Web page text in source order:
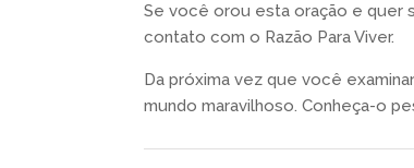
Se você orou esta oração e quer
contato com o Razão Para Viver.
Da próxima vez que você
mundo maravilhoso. Conheça-o